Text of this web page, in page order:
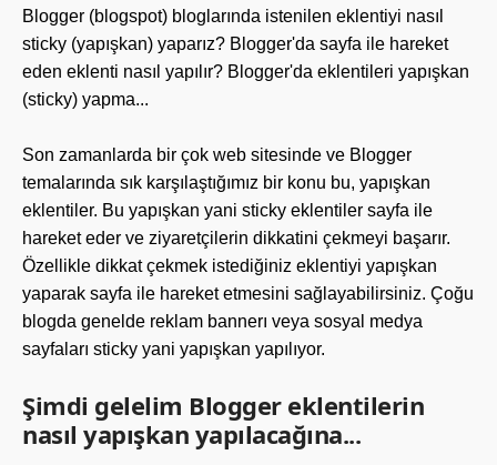
Blogger (blogspot) bloglarında istenilen eklentiyi nasıl
sticky (yapışkan) yaparız? Blogger'da sayfa ile hareket
eden eklenti nasıl yapılır? Blogger'da eklentileri yapışkan
(sticky) yapma...
Son zamanlarda bir çok web sitesinde ve Blogger
temalarında sık karşılaştığımız bir konu bu, yapışkan
eklentiler. Bu yapışkan yani sticky eklentiler sayfa ile
hareket eder ve ziyaretçilerin dikkatini çekmeyi başarır.
Özellikle dikkat çekmek istediğiniz eklentiyi yapışkan
yaparak sayfa ile hareket etmesini sağlayabilirsiniz. Çoğu
blogda genelde reklam bannerı veya sosyal medya
sayfaları sticky yani yapışkan yapılıyor.
Şimdi gelelim Blogger eklentilerin
nasıl yapışkan yapılacağına...